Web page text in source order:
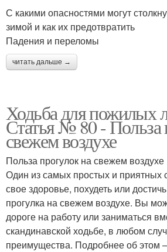
С какими опасностями могут
зимой и как их предотвратить
Падения и переломы
читать дальше →
Ходьба для пожилых
Статья № 80 - Польза
свежем воздухе
Польза прогулок на свежем воздухе
Один из самых простых и приятных
свое здоровье, похудеть или
прогулка на свежем воздухе. Вы
дороге на работу или заниматься
скандинавской ходьбе, в любом
преимущества. Подробнее об этом